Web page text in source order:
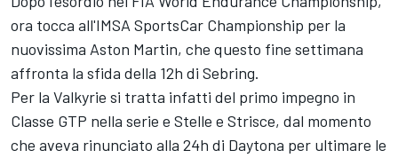
ora tocca all'IMSA SportsCar Championship per la
nuovissima Aston Martin, che questo fine settimana
affronta la sfida della 12h di Sebring.
Per la Valkyrie si tratta infatti del primo impegno in
Classe GTP nella serie e Stelle e Strisce, dal momento
che aveva rinunciato alla 24h di Daytona per ultimare le